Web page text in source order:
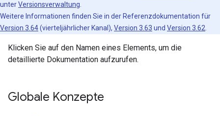
unterVersionsverwaltung
Weitere Informationen finden Sie in der Referenzdokumentation für
Version 3.64(vierteljährlicher Kanal), Version 3.63 und Version 3.62
Klicken Sie auf den Namen eines Elements, um die
detaillierte Dokumentation aufzurufen.
Globale Konzepte